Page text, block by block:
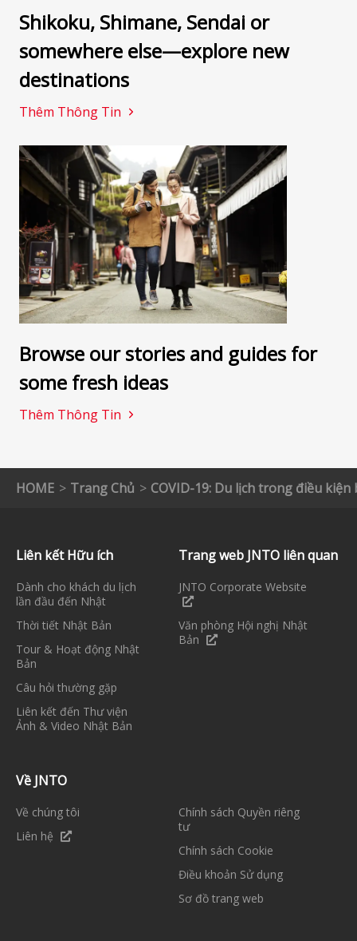
Shikoku, Shimane, Sendai or
somewhere else—explore new
destinations
Thêm Thông Tin
Browse our stories and guides for
some fresh ideas
Thêm Thông Tin
HOME Trang Chủ COVID-19: Du lịch trong điều
Liên kết Hữu ích
Dành cho khách du lịch
lần đầu đến Nhật
Thời tiết Nhật Bản
Tour & Hoạt động Nhật
Bản
Câu hỏi thường gặp
Liên kết đến Thư viện
Ảnh & Video Nhật Bản
Trang web JNTO liên quan
JNTO Corporate Website
Văn phòng Hội nghị Nhật
Bản
Về JNTO
Về chúng tôi
Liên hệ
Chính sách Quyền riêng
tư
Chính sách Cookie
Điều khoản Sử dụng
Sơ đồ trang web